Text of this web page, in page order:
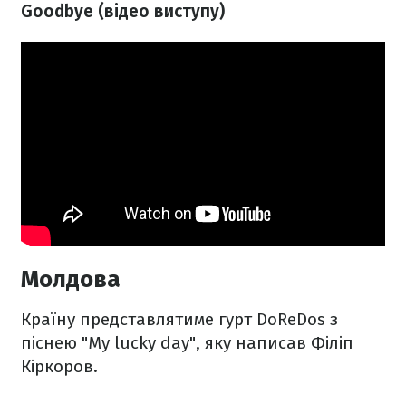
Goodbye ​​ (відео виступу)
Молдова
Країну представлятиме гурт DoReDos з
піснею "My lucky day", яку написав Філіп
Кіркоров.